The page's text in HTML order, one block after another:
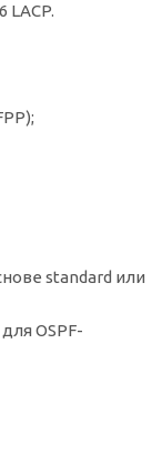
LACP.
standard или
OSPF-